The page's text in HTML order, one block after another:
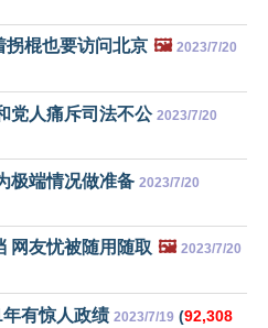
拐棍也要访问北京 🖼️ 2023/7/20
党人痛斥司法不公 2023/7/20
极端情况做准备 2023/7/20
网友忧被随用随取 🖼️ 2023/7/20
有惊人政绩 2023/7/19 (92,308